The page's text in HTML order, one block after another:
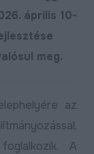
április 10-
meg.
az
A